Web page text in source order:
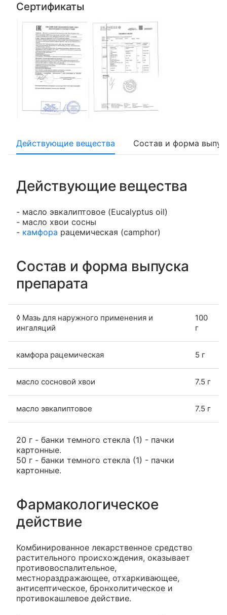
Сертификаты
Действующие вещества Состав и форма
Действующие вещества
- масло эвкалиптовое (Eucalyptus oil)
- масло хвои сосны
- камфора рацемическая (camphor)
Состав и форма выпуска
препарата
◊ Мазь для наружного применения и
ингаляций
100
г
камфора рацемическая 5 г
масло сосновой хвои 7.5 г
масло эвкалиптовое 7.5 г
20 г - банки темного стекла (1) - пачки
картонные.
50 г - банки темного стекла (1) - пачки
картонные.
Фармакологическое
действие
Комбинированное лекарственное средство
растительного происхождения, оказывает
противовоспалительное,
местнораздражающее, отхаркивающее,
антисептическое, бронхолитическое и
противокашлевое действие.